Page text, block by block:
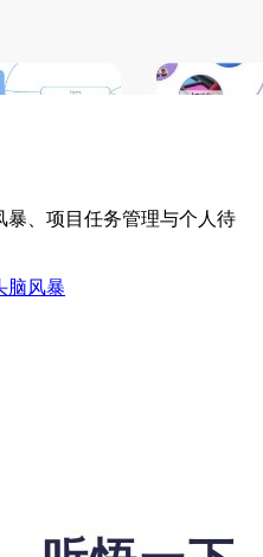
、项目任务管理与个人待
脑风暴